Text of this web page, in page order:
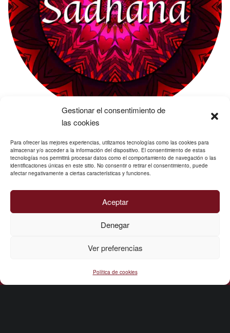
Gestionar el consentimiento de
las cookies
Para ofrecer las mejores experiencias, utilizamos tecnologías como las cookies para
almacenar y/o acceder a la información del dispositivo. El consentimiento de estas
tecnologías nos permitirá procesar datos como el comportamiento de navegación o las
identificaciones únicas en este sitio. No consentir o retirar el consentimiento, puede
afectar negativamente a ciertas características y funciones.
Aceptar
Denegar
Ver preferencias
Política de cookies
Menú
© 2026SADHANA|Utilizando el temaModernparaWordPress
Instagram
Correo electrónico
Volver arriba ↑